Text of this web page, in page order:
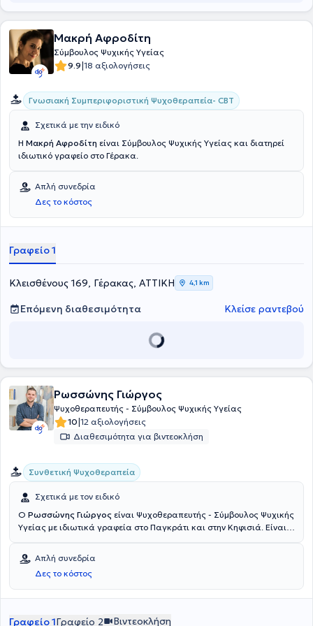
Μακρή Αφροδίτη
Σύμβουλος Ψυχικής Υγείας
9.9|18 αξιολογήσεις
Γνωσιακή Συμπεριφοριστική Ψυχοθεραπεία- CBT
Σχετικά με την ειδικό
Η Μακρή Αφροδίτη είναι Σύμβουλος Ψυχικής Υγείας και διατηρεί
ιδιωτικό γραφείο στο Γέρακα.
Απλή συνεδρία
Δες το κόστος
Γραφείο 1
Κλεισθένους 169, Γέρακας, ΑΤΤΙΚΗ 4,1 km
Επόμενη διαθεσιμότητα Κλείσε ραντεβού
Ρωσσώνης Γιώργος
Ψυχοθεραπευτής - Σύμβουλος Ψυχικής Υγείας
10|12 αξιολογήσεις
Διαθεσιμότητα για βιντεοκλήση
Συνθετική Ψυχοθεραπεία
Σχετικά με τον ειδικό
Ο Ρωσσώνης Γιώργος είναι Ψυχοθεραπευτής - Σύμβουλος Ψυχικής
Υγείας με ιδιωτικά γραφεία στο Παγκράτι και στην Κηφισιά. Είναι
με Κατεύθυνση Ψυχολογίας του Πανεπιστημίου Ιωαννίνων. Είναι
κάτοχος Διπλώματος Συμβουλευτικών Δεξιοτήτων από το Athens
Synthesis Center και έχει πραγματοποιήσει μεταπτυχιακή
εκπαίδευση στη Συνθετική Ψυχοθεραπεία στο ίδιο Κέντρο.
Θέμα "Μαθησιακές Δυσκολίες και δεξιότητες Συμβουλευτικής για
Απλή συνεδρία
Δες το κόστος
Γραφείο 1Γραφείο 2 Βιντεοκλήση